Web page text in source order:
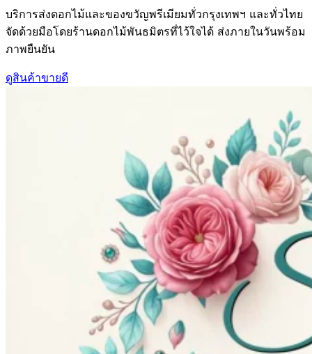
บริการส่งดอกไม้และของขวัญพรีเมียมทั่วกรุงเทพฯ และทั่วไทย
จัดด้วยมือโดยร้านดอกไม้พันธมิตรที่ไว้ใจได้ ส่งภายในวันพร้อม
ภาพยืนยัน
ดูสินค้าขายดี